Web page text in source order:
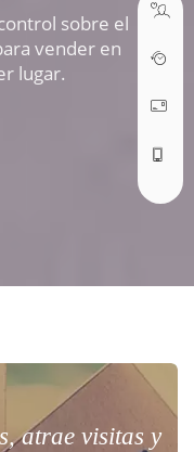
sobre el
vender en
lugar.
atrae visitas y
ABRIR TICKET